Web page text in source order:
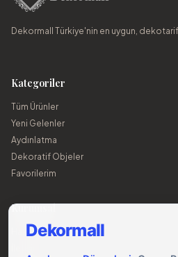
Dekormall Türkiye'nin en uygun,
Kategoriler
Tüm Ürünler
Yeni Gelenler
Aydınlatma
Dekoratif Objeler
Favorilerim
Kurumsal
Hakkımızda
Dekormall